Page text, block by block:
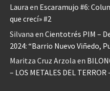
Laura en Escaramujo #6:
que crecí» #2
Silvana en Cientotrés PIM –
2024: “Barrio Nuevo Viñedo,
Maritza Cruz Arzola en
– LOS METALES DEL